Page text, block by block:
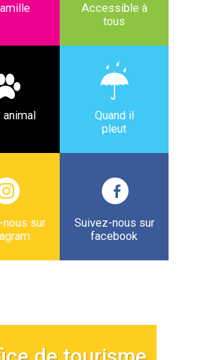
Accessible à
tous
animal
Quand il
pleut
sur
Suivez-nous sur
facebook